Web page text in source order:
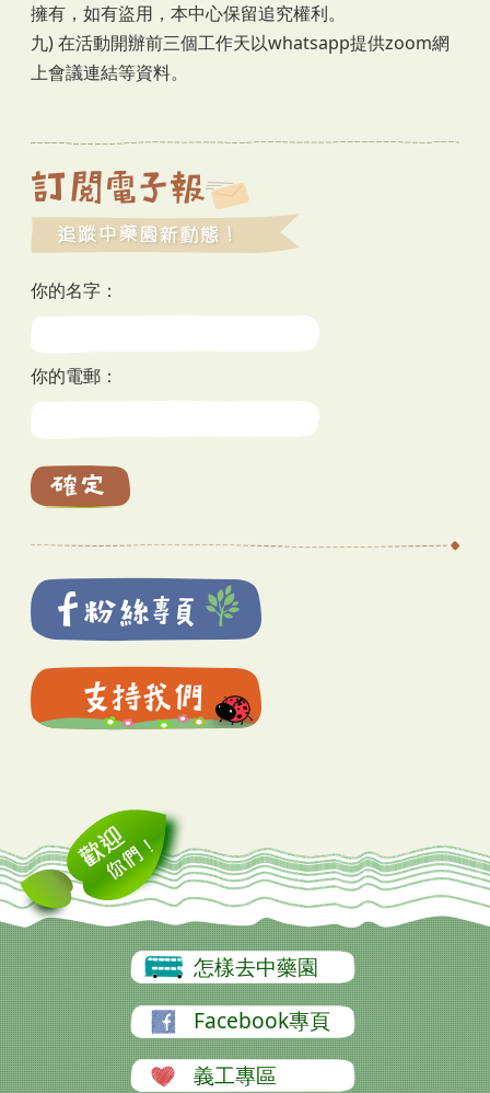
擁有，如有盜用，本中心保留追究權利。
九) 在活動開辦前三個工作天以whatsapp提供zoom網
上會議連結等資料。
你的名字：
你的電郵：
怎樣去中藥園
Facebook專頁
義工專區